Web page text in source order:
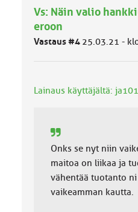
m
ä
u
a
Vs: Näin valio
eroon
Vastaus #4 25.03.21 -
Lainaus käyttäjältä:
Onks se nyt niin
maitoa on liikaa ja
vähentää tuotanto
vaikeamman kautta.